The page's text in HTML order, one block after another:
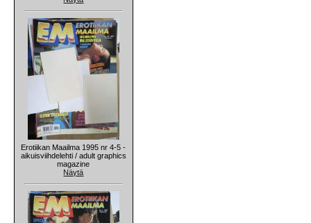
Erotiikan Maailma 1995 nr 4-5 -
aikuisviihdelehti / adult graphics
magazine
Näytä